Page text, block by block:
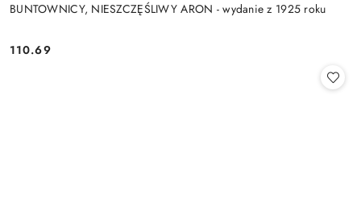
BUNTOWNICY, NIESZCZĘŚLIWY ARON - wydanie z 1925 roku
Cena:
110.69